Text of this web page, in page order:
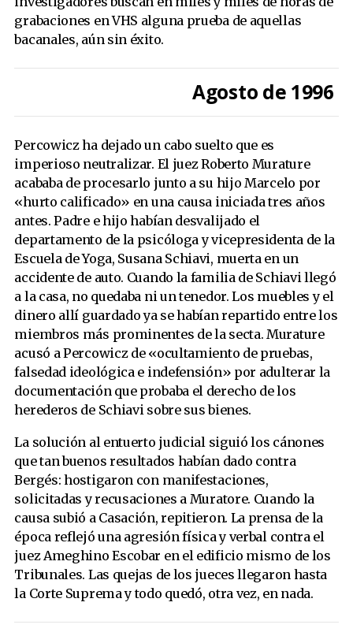
grabaciones en VHS alguna prueba de aquellas
bacanales, aún sin éxito.
Agosto de 1996
Percowicz ha dejado un cabo suelto que es
imperioso neutralizar. El juez Roberto Murature
acababa de procesarlo junto a su hijo Marcelo por
«hurto calificado» en una causa iniciada tres años
antes. Padre e hijo habían desvalijado el
departamento de la psicóloga y vicepresidenta de la
Escuela de Yoga, Susana Schiavi, muerta en un
accidente de auto. Cuando la familia de Schiavi llegó
a la casa, no quedaba ni un tenedor. Los muebles y el
dinero allí guardado ya se habían repartido entre los
miembros más prominentes de la secta. Murature
acusó a Percowicz de «ocultamiento de pruebas,
falsedad ideológica e indefensión» por adulterar la
documentación que probaba el derecho de los
herederos de Schiavi sobre sus bienes.
La solución al entuerto judicial siguió los cánones
que tan buenos resultados habían dado contra
Bergés: hostigaron con manifestaciones,
solicitadas y recusaciones a Muratore. Cuando la
causa subió a Casación, repitieron. La prensa de la
época reflejó una agresión física y verbal contra el
juez Ameghino Escobar en el edificio mismo de los
Tribunales. Las quejas de los jueces llegaron hasta
la Corte Suprema y todo quedó, otra vez, en nada.